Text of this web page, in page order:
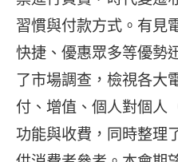
習慣與付款方式。有見
快捷、優惠眾多等優勢
了市場調查，檢視各大
付、增值、個人對個人
功能與收費，同時整理